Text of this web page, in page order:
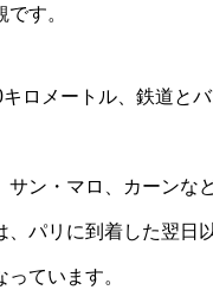
す。
ロメートル、鉄道と
ン・マロ、カーンな
、パリに到着した翌
ています。